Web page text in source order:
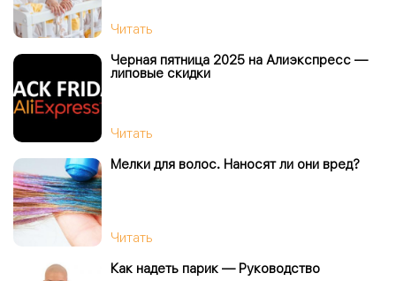
Читать
Черная пятница 2025 на Алиэкспресс —
липовые скидки
Читать
Мелки для волос. Наносят ли они вред?
Читать
Как надеть парик — Руководство